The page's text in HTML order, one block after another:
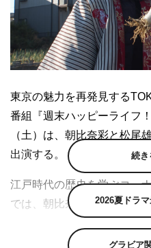
東京の魅力を再発見する
番組『週末ハッピーライフ
（土）は、朝比奈彩と松尾
出演する。
江戸時代の歴史を学ぶコー
では、朝比奈と堀口が「江
続き
2026夏ドラ
グラビア